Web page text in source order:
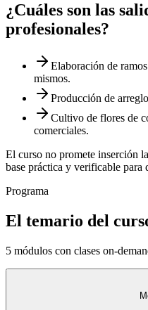
¿Cuáles son las
profesionales?
Elaboración de
mismos.
Producción de
Cultivo de flores de
comerciales.
El curso no promete inserción
base práctica y verificable para
Programa
El temario del
5 módulos con clases on-